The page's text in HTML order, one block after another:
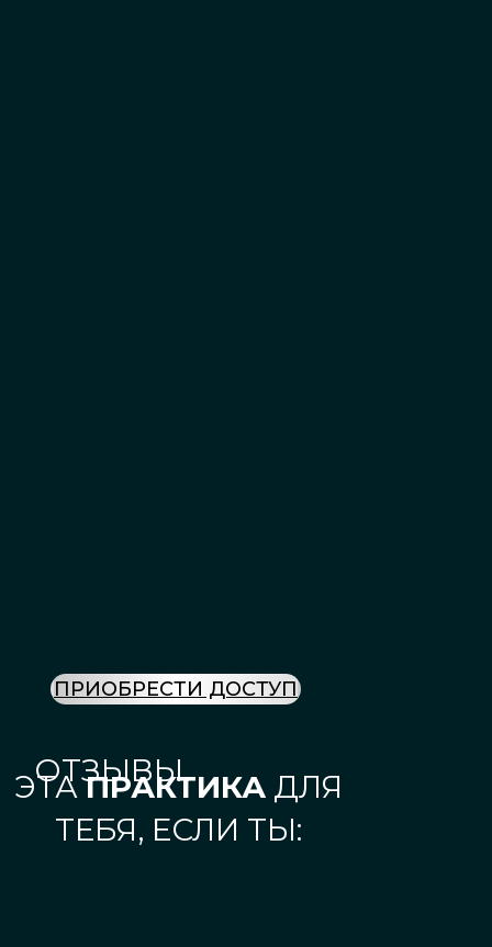
ПРИОБРЕСТИ ДОСТУП
ЭТАПРАКТИКА ДЛЯ
ТЕБЯ, ЕСЛИ ТЫ:
ОТЗЫВЫ